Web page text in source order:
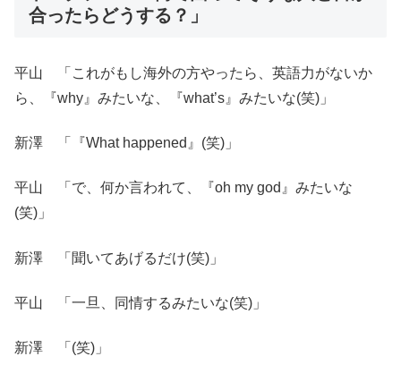
合ったらどうする？」
平山 「これがもし海外の方やったら、英語力がないか
ら、『why』みたいな、『what’s』みたいな(笑)」
新澤 「『What happened』(笑)」
平山 「で、何か言われて、『oh my god』みたいな
(笑)」
新澤 「聞いてあげるだけ(笑)」
平山 「一旦、同情するみたいな(笑)」
新澤 「(笑)」